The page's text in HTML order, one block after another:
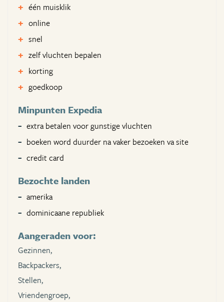
één muisklik
online
snel
zelf vluchten bepalen
korting
goedkoop
Minpunten Expedia
extra betalen voor gunstige vluchten
boeken word duurder na vaker bezoeken va site
credit card
Bezochte landen
amerika
dominicaane republiek
Aangeraden voor:
Gezinnen,
Backpackers,
Stellen,
Vriendengroep,